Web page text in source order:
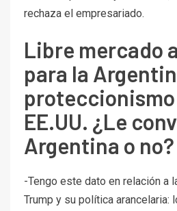
rechaza el empresariado.
Libre mercado
para la
EE.UU. ¿Le
Argentina o no?
-Tengo este dato en relación a
Trump y su política arancelaria: